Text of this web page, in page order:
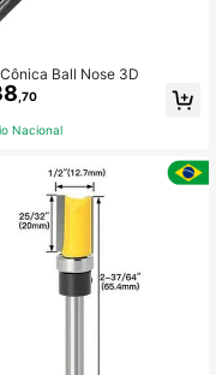
Ball Nose 3D
,70
Nacional